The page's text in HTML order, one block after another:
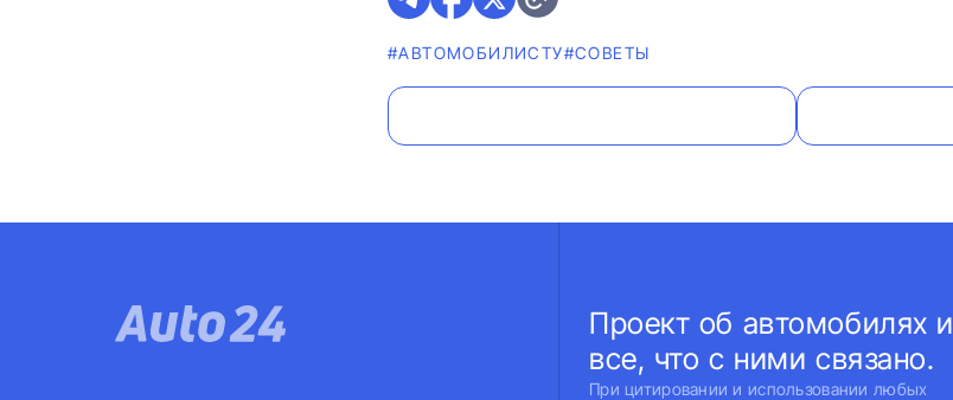
#АВТОМОБИЛИСТУ#СОВЕТЫ
Проект об автомобилях и
все, что с ними связано.
При цитировании и использовании любых